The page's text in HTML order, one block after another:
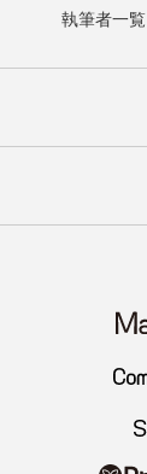
執筆者一覧